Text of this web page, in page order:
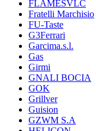
FLAMESVLC
Fratelli Marchisio
FU-Taste
G3Ferrari
Garcima.s.l.
Gas
Girmi
GNALI BOCIA
GOK
Grillver
Guision
GZWM S.A